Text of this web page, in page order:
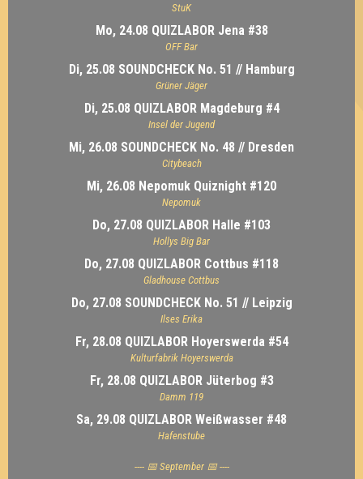
StuK
Mo, 24.08 QUIZLABOR Jena #38
OFF Bar
Di, 25.08 SOUNDCHECK No. 51 // Hamburg
Grüner Jäger
Di, 25.08 QUIZLABOR Magdeburg #4
Insel der Jugend
Mi, 26.08 SOUNDCHECK No. 48 // Dresden
Citybeach
Mi, 26.08 Nepomuk Quiznight #120
Nepomuk
Do, 27.08 QUIZLABOR Halle #103
Hollys Big Bar
Do, 27.08 QUIZLABOR Cottbus #118
Gladhouse Cottbus
Do, 27.08 SOUNDCHECK No. 51 // Leipzig
Ilses Erika
Fr, 28.08 QUIZLABOR Hoyerswerda #54
Kulturfabrik Hoyerswerda
Fr, 28.08 QUIZLABOR Jüterbog #3
Damm 119
Sa, 29.08 QUIZLABOR Weißwasser #48
Hafenstube
---- 📅 September 📅 ----